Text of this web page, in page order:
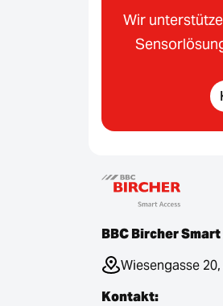
Wir
BBC Bircher
Wiesengasse
Kontakt: